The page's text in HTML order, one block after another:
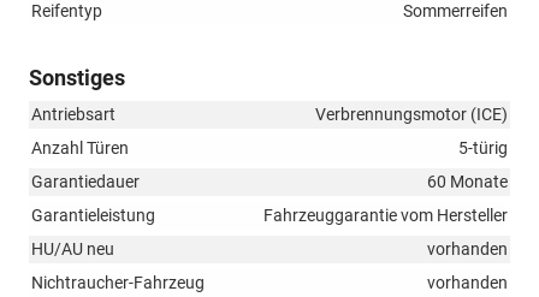
Reifentyp
Sommerreifen
Sonstiges
Antriebsart
Verbrennungsmotor (ICE)
Anzahl Türen
5-türig
Garantiedauer
60 Monate
Garantieleistung
Fahrzeuggarantie vom Hersteller
HU/AU neu
vorhanden
Nichtraucher-Fahrzeug
vorhanden